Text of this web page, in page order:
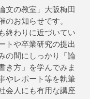
文の教室」大阪梅田
のお知らせです。
終わりに近づいてい
トや卒業研究の提出
の間にしっかり「論
き方」を学んでみま
やレポート等を執筆
会人にも有用な講座